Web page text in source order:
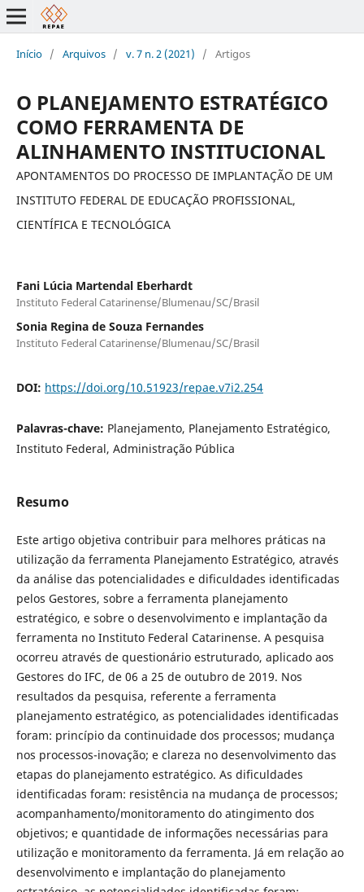
Início / Arquivos / v. 7 n. 2 (2021) / Artigos
O PLANEJAMENTO ESTRATÉGICO
COMO FERRAMENTA DE
ALINHAMENTO INSTITUCIONAL
APONTAMENTOS DO PROCESSO DE IMPLANTAÇÃO DE UM
INSTITUTO FEDERAL DE EDUCAÇÃO PROFISSIONAL,
CIENTÍFICA E TECNOLÓGICA
Fani Lúcia Martendal Eberhardt
Instituto Federal Catarinense/Blumenau/SC/Brasil
Sonia Regina de Souza Fernandes
Instituto Federal Catarinense/Blumenau/SC/Brasil
DOI: https://doi.org/10.51923/repae.v7i2.254
Palavras-chave: Planejamento, Planejamento Estratégico,
Instituto Federal, Administração Pública
Resumo
Este artigo objetiva contribuir para melhores práticas na
utilização da ferramenta Planejamento Estratégico, através
da análise das potencialidades e dificuldades identificadas
pelos Gestores, sobre a ferramenta planejamento
estratégico, e sobre o desenvolvimento e implantação da
ferramenta no Instituto Federal Catarinense. A pesquisa
ocorreu através de questionário estruturado, aplicado aos
Gestores do IFC, de 06 a 25 de outubro de 2019. Nos
resultados da pesquisa, referente a ferramenta
planejamento estratégico, as potencialidades identificadas
foram: princípio da continuidade dos processos; mudança
nos processos-inovação; e clareza no desenvolvimento das
etapas do planejamento estratégico. As dificuldades
identificadas foram: resistência na mudança de processos;
acompanhamento/monitoramento do atingimento dos
objetivos; e quantidade de informações necessárias para
utilização e monitoramento da ferramenta. Já em relação ao
desenvolvimento e implantação do planejamento